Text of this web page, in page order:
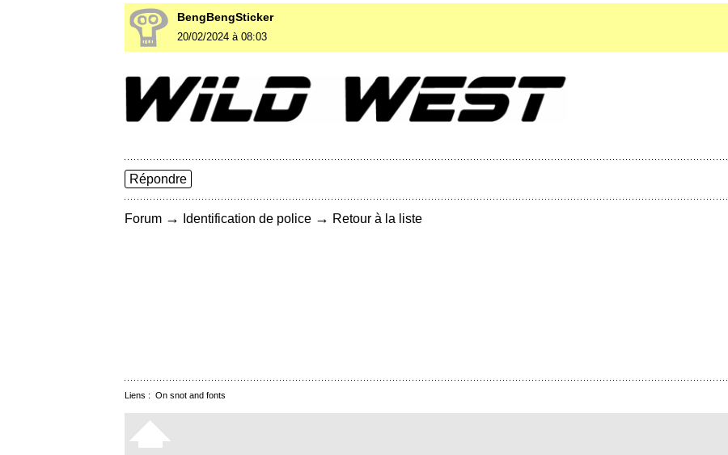
BengBengSticker
20/02/2024 à 08:03
Répondre
Forum → Identification de police → Retour à la liste
Liens : On snot and fonts